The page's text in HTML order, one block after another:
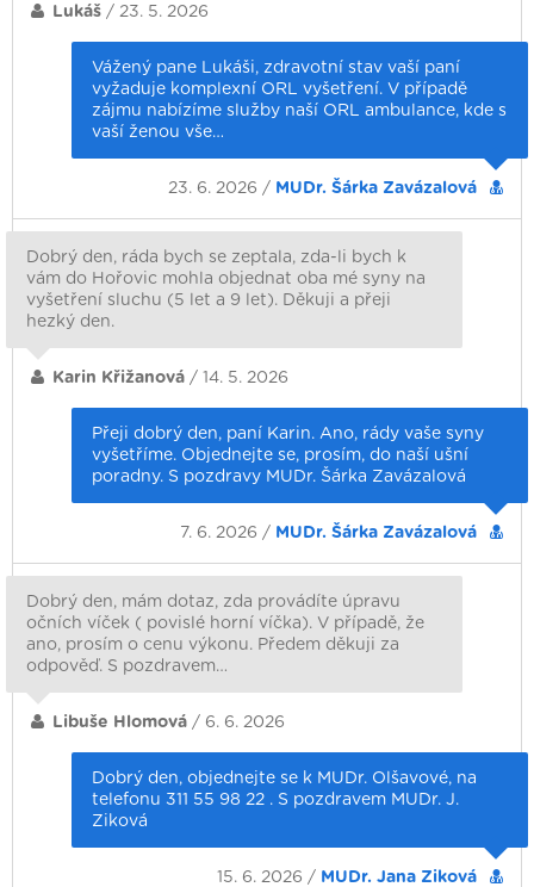
Lukáš / 23. 5. 2026
Vážený pane Lukáši, zdravotní stav vaší paní
vyžaduje komplexní ORL vyšetření. V případě
zájmu nabízíme služby naší ORL ambulance, kde s
vaší ženou vše…
23. 6. 2026 / MUDr. Šárka Zavázalová
Dobrý den, ráda bych se zeptala, zda-li bych k
vám do Hořovic mohla objednat oba mé syny na
vyšetření sluchu (5 let a 9 let). Děkuji a přeji
hezký den.
Karin Křižanová / 14. 5. 2026
Přeji dobrý den, paní Karin. Ano, rády vaše syny
vyšetříme. Objednejte se, prosím, do naší ušní
poradny. S pozdravy MUDr. Šárka Zavázalová
7. 6. 2026 / MUDr. Šárka Zavázalová
Dobrý den, mám dotaz, zda provádíte úpravu
očních víček ( povislé horní víčka). V případě, že
ano, prosím o cenu výkonu. Předem děkuji za
odpověď. S pozdravem…
Libuše Hlomová / 6. 6. 2026
Dobrý den, objednejte se k MUDr. Olšavové, na
telefonu 311 55 98 22 . S pozdravem MUDr. J.
Ziková
15. 6. 2026 / MUDr. Jana Ziková